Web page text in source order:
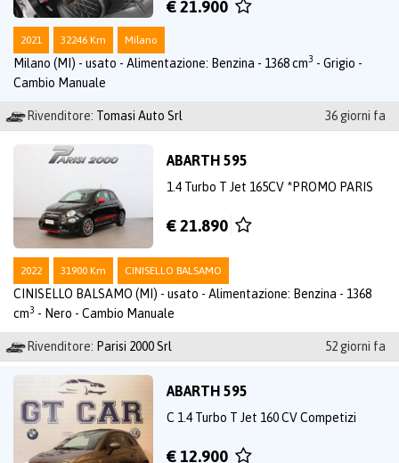
€ 21.900
2021 32246 Km Milano
Milano (MI) - usato - Alimentazione: Benzina - 1368 cm3 - Grigio -
Cambio Manuale
Rivenditore: Tomasi Auto Srl 36 giorni fa
ABARTH 595
1.4 Turbo T Jet 165CV *PROMO PARIS
€ 21.890
2022 31900 Km CINISELLO BALSAMO
CINISELLO BALSAMO (MI) - usato - Alimentazione: Benzina - 1368
cm3 - Nero - Cambio Manuale
Rivenditore: Parisi 2000 Srl 52 giorni fa
ABARTH 595
C 1.4 Turbo T Jet 160 CV Competizi
€ 12.900